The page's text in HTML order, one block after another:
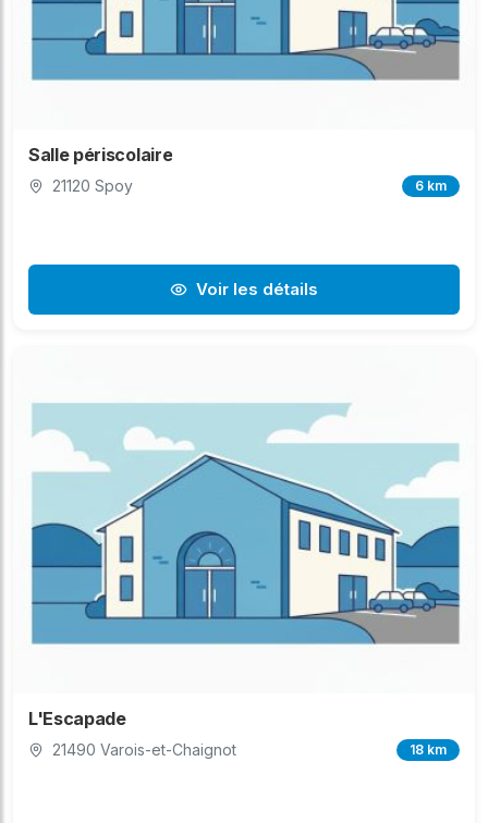
Salle périscolaire
21120 Spoy 6 km
Voir les détails
L'Escapade
21490 Varois-et-Chaignot 18 km